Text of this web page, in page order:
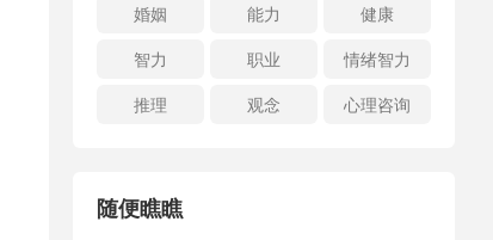
婚姻
能力
健康
智力
职业
情绪智力
推理
观念 心理咨询
随便瞧瞧